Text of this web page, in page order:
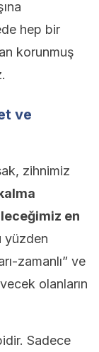
hep bir
korunmuş
ve
zihnimiz
en
yüzden
zamanlı” ve
olanların
Sadece